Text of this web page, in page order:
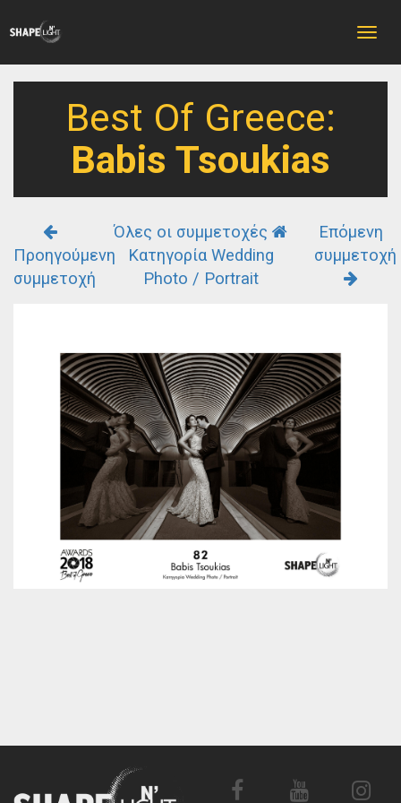
Toggle
Best Of Greece:
Babis Tsoukias
Προηγούμενη
συμμετοχή
Όλες οι συμμετοχές
Κατηγορία Wedding
Photo / Portrait
Επόμενη
συμμετοχή